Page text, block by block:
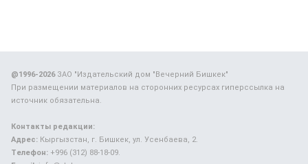
@1996-2026ЗАО "Издательский дом "Вечерний Бишкек"
При размещении материалов на сторонних ресурсах гиперссылка на
источник обязательна.
Контакты редакции:
Адрес: Кыргызстан, г. Бишкек, ул. Усенбаева, 2.
Телефон: +996 (312) 88-18-09.